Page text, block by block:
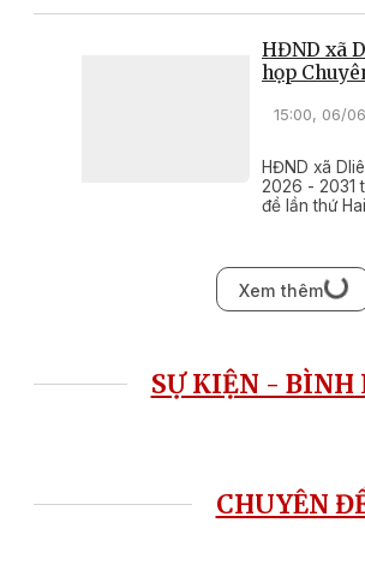
HĐND xã
họp
15:00, 06/
HĐND xã
2026 - 2031
đề lần thứ
Xem thêm
SỰ KIỆN - BÌNH
CHUYÊN